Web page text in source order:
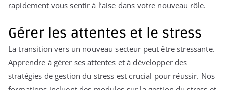
rapidement vous sentir à l’aise dans votre nouveau rôle.
Gérer les attentes et le stress
La transition vers un nouveau secteur peut être stressante.
Apprendre à gérer ses attentes et à développer des
stratégies de gestion du stress est crucial pour réussir. Nos